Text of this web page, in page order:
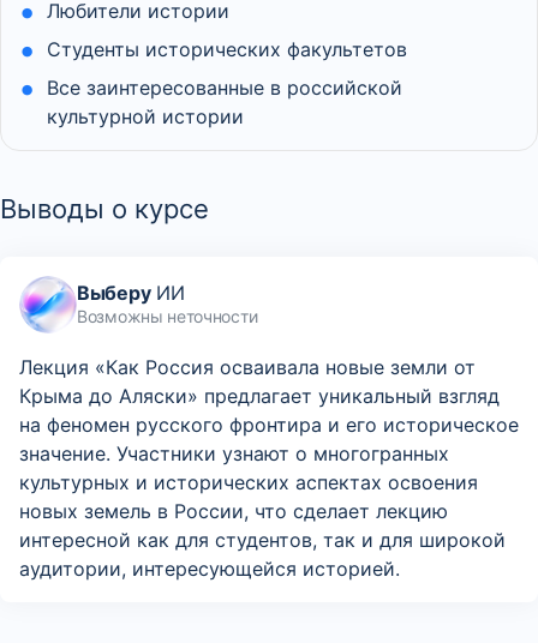
Любители истории
Студенты исторических факультетов
Все заинтересованные в российской
культурной истории
Выводы о курсе
ВыберуИИ
Возможны неточности
Лекция «Как Россия осваивала новые земли от
Крыма до Аляски» предлагает уникальный взгляд
на феномен русского фронтира и его историческое
значение. Участники узнают о многогранных
культурных и исторических аспектах освоения
новых земель в России, что сделает лекцию
интересной как для студентов, так и для широкой
аудитории, интересующейся историей.